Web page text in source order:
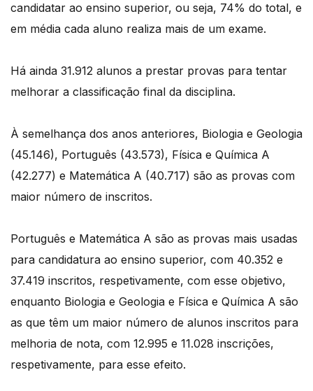
candidatar ao ensino superior, ou seja, 74% do total, e
em média cada aluno realiza mais de um exame.
Há ainda 31.912 alunos a prestar provas para tentar
melhorar a classificação final da disciplina.
À semelhança dos anos anteriores, Biologia e Geologia
(45.146), Português (43.573), Física e Química A
(42.277) e Matemática A (40.717) são as provas com
maior número de inscritos.
Português e Matemática A são as provas mais usadas
para candidatura ao ensino superior, com 40.352 e
37.419 inscritos, respetivamente, com esse objetivo,
enquanto Biologia e Geologia e Física e Química A são
as que têm um maior número de alunos inscritos para
melhoria de nota, com 12.995 e 11.028 inscrições,
respetivamente, para esse efeito.